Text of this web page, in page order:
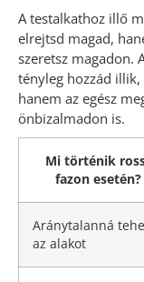
A testalkathoz illő
elrejtsd magad,
szeretsz magadon.
tényleg hozzád
hanem az egész
önbizalmadon is.
Mi történik
fazon esetén?
Aránytalanná
az alakot